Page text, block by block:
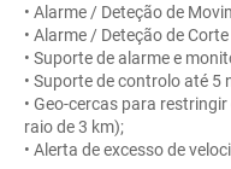
• Alarme / Deteção de
• Alarme / Deteção de
• Suporte de alarme e
• Suporte de controlo até 5
• Geo-cercas para
raio de 3 km);
• Alerta de excesso de